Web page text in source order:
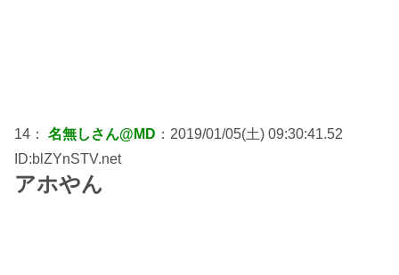
14： 名無しさん@MD ：2019/01/05(土) 09:30:41.52
ID:blZYnSTV.net
アホやん